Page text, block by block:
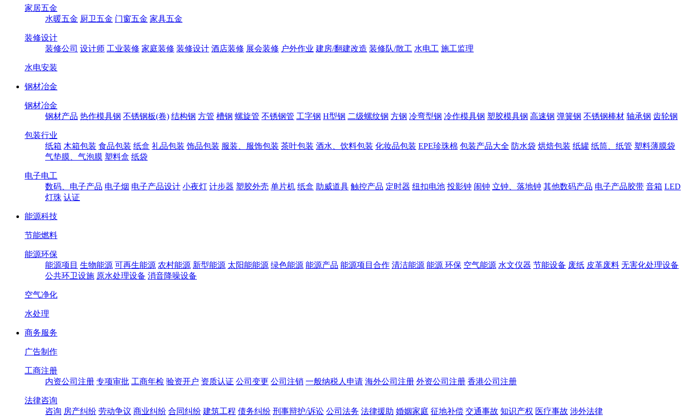
家居五金
水暖五金 厨卫五金 门窗五金 家具五金
装修设计
装修公司 设计师 工业装修 家庭装修 装修设计 酒店装修 展会装修 户外作业 建房/翻建改造 装修队/散工 水电工 施工监理
水电安装
钢材冶金
钢材冶金
钢材产品 热作模具钢 不锈钢板(卷) 结构钢 方管 槽钢 螺旋管 不锈钢管 工字钢 H型钢 二级螺纹钢 方钢 冷弯型钢 冷作模具钢 塑胶模具钢 高速钢 弹簧钢 不锈钢棒材 轴承钢 齿轮钢
包装行业
纸箱 木箱包装 食品包装 纸盒 礼品包装 饰品包装 服装、服饰包装 茶叶包装 酒水、饮料包装 化妆品包装 EPE珍珠棉 包装产品大全 防水袋 烘焙包装 纸罐 纸筒、纸管 塑料薄膜袋
气垫膜、气泡膜 塑料盒 纸袋
电子电工
数码、电子产品 电子烟 电子产品设计 小夜灯 计步器 塑胶外壳 单片机 纸盒 助威道具 触控产品 定时器 纽扣电池 投影钟 闹钟 立钟、落地钟 其他数码产品 电子产品胶带 音箱 LED
灯珠 认证
能源科技
节能燃料
能源环保
能源项目 生物能源 可再生能源 农村能源 新型能源 太阳能能源 绿色能源 能源产品 能源项目合作 清洁能源 能源 环保 空气能源 水文仪器 节能设备 废纸 皮革废料 无害化处理设备
公共环卫设施 原水处理设备 消音降噪设备
空气净化
水处理
商务服务
广告制作
工商注册
内资公司注册 专项审批 工商年检 验资开户 资质认证 公司变更 公司注销 一般纳税人申请 海外公司注册 外资公司注册 香港公司注册
法律咨询
咨询 房产纠纷 劳动争议 商业纠纷 合同纠纷 建筑工程 债务纠纷 刑事辩护/诉讼 公司法务 法律援助 婚姻家庭 征地补偿 交通事故 知识产权 医疗事故 涉外法律